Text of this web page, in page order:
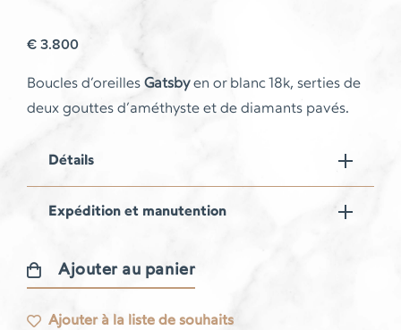
€3.800
Boucles d’oreilles Gatsbyen or blanc 18k, serties de
deux gouttes d’améthyste et de diamants pavés.
Détails
Expédition et manutention
quantité
de
Ajouter au panier
Ajouter à la liste de souhaits